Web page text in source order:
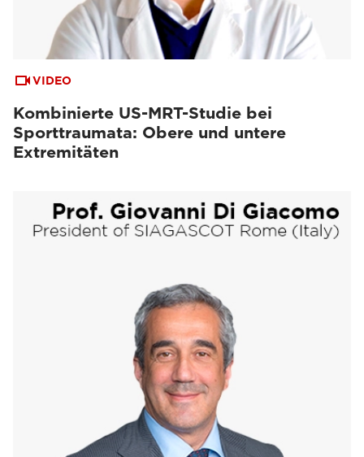
VIDEO
Kombinierte US-MRT-Studie bei
Sporttraumata: Obere und untere
Extremitäten